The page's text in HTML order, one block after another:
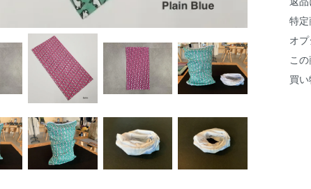
特
オ
こ
買